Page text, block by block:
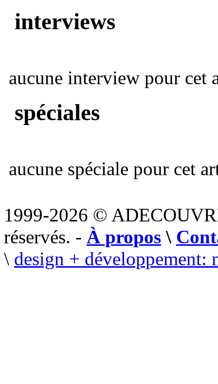
interviews
aucune interview pour cet
spéciales
aucune spéciale pour cet
1999-2026 ©
réservés. - À propos \
\ design + développement: